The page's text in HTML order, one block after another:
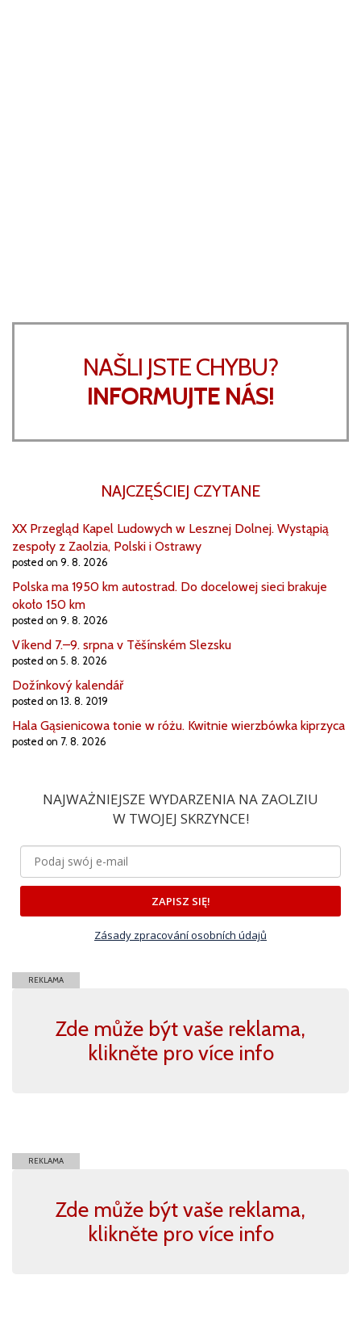
NAŠLI JSTE CHYBU?
INFORMUJTE NÁS!
NAJCZĘŚCIEJ CZYTANE
XX Przegląd Kapel Ludowych w Lesznej Dolnej. Wystąpią
zespoły z Zaolzia, Polski i Ostrawy
posted on 9. 8. 2026
Polska ma 1950 km autostrad. Do docelowej sieci brakuje
około 150 km
posted on 9. 8. 2026
Víkend 7.–9. srpna v Těšínském Slezsku
posted on 5. 8. 2026
Dožínkový kalendář
posted on 13. 8. 2019
Hala Gąsienicowa tonie w różu. Kwitnie wierzbówka kiprzyca
posted on 7. 8. 2026
NAJWAŻNIEJSZE WYDARZENIA NA ZAOLZIU
W TWOJEJ SKRZYNCE!
ZAPISZ SIĘ!
Zásady zpracování osobních údajů
REKLAMA
Zde může být vaše reklama,
klikněte pro více info
REKLAMA
Zde může být vaše reklama,
klikněte pro více info